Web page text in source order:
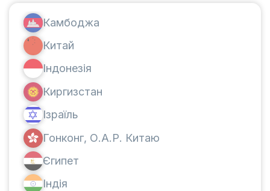
Камбоджа
Китай
Індонезія
Киргизстан
Ізраїль
Гонконг, О.А.Р. Китаю
Єгипет
Індія